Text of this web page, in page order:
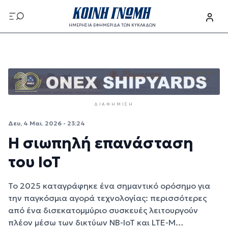
Παράκαμψη προς το κυρίως περιεχόμενο
ΗΜΕΡΗΣΙΑ ΕΦΗΜΕΡΙΔΑ ΤΩΝ ΚΥΚΛΑΔΩΝ
ΔΙΑΦΉΜΙΣΗ
Δευ, 4 Μαι. 2026 - 23:24
Η σιωπηλή επανάσταση
του IoT
Το 2025 καταγράφηκε ένα σημαντικό ορόσημο για
την παγκόσμια αγορά τεχνολογίας: περισσότερες
από ένα δισεκατομμύριο συσκευές λειτουργούν
πλέον μέσω των δικτύων NB-IoT και LTE-M…